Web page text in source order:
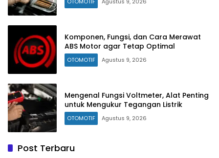
Komponen, Fungsi, dan Cara Merawat
ABS Motor agar Tetap Optimal
OTOMOTIF Agustus 9, 2026
Mengenal Fungsi Voltmeter, Alat Penting
untuk Mengukur Tegangan Listrik
OTOMOTIF Agustus 9, 2026
Post Terbaru